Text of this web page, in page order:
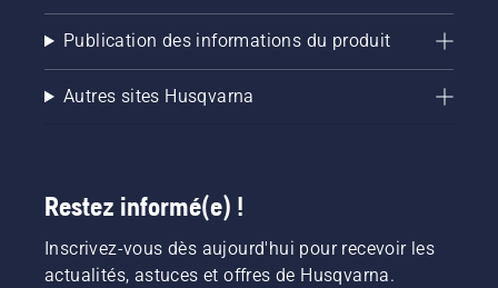
Publication des informations du produit
Autres sites Husqvarna
Restez informé(e) !
Inscrivez-vous dès aujourd'hui pour recevoir les
actualités, astuces et offres de Husqvarna.